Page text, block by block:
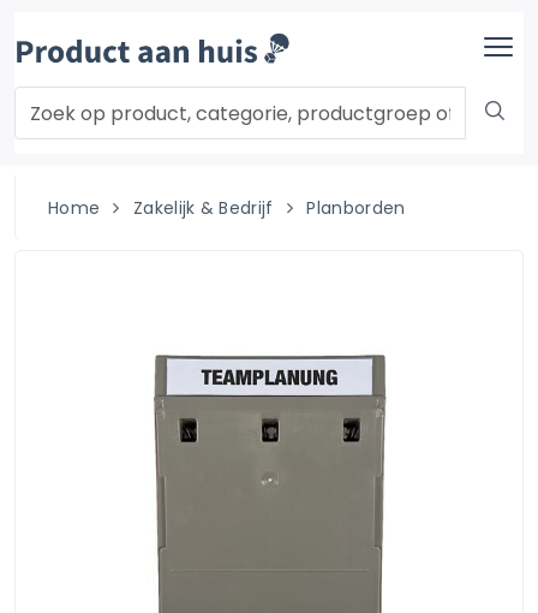
Home Zakelijk & Bedrijf Planborden